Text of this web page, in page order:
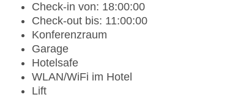
Check-in von: 18:00:00
Check-out bis: 11:00:00
Konferenzraum
Garage
Hotelsafe
WLAN/WiFi im Hotel
Lift